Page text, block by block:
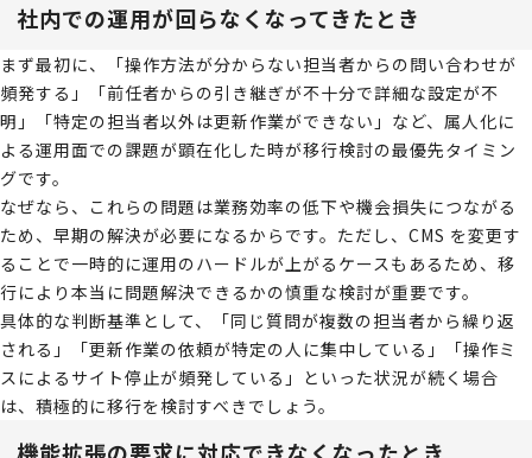
社内での運用が回らなくなってきたとき
まず最初に、「操作方法が分からない担当者からの問い合わせが
頻発する」「前任者からの引き継ぎが不十分で詳細な設定が不
明」「特定の担当者以外は更新作業ができない」など、属人化に
よる運用面での課題が顕在化した時が移行検討の最優先タイミン
グです。
なぜなら、これらの問題は業務効率の低下や機会損失につながる
ため、早期の解決が必要になるからです。ただし、CMS を変更す
ることで一時的に運用のハードルが上がるケースもあるため、移
行により本当に問題解決できるかの慎重な検討が重要です。
具体的な判断基準として、「同じ質問が複数の担当者から繰り返
される」「更新作業の依頼が特定の人に集中している」「操作ミ
スによるサイト停止が頻発している」といった状況が続く場合
は、積極的に移行を検討すべきでしょう。
機能拡張の要求に対応できなくなったとき